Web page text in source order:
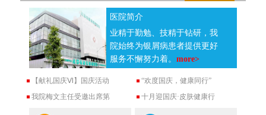
医院简介
业精于勤勉、技精于钻研，我
院始终为银屑病患者提供更好
服务不懈努力着。more>
【献礼国庆Ⅵ】国庆活动
“欢度国庆，健康同行”
我院梅文主任受邀出席第
十月迎国庆·皮肤健康行